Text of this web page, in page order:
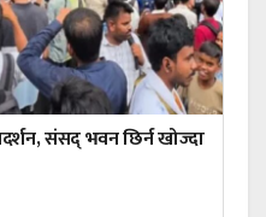
संसद् भवन छिर्न खोज्दा